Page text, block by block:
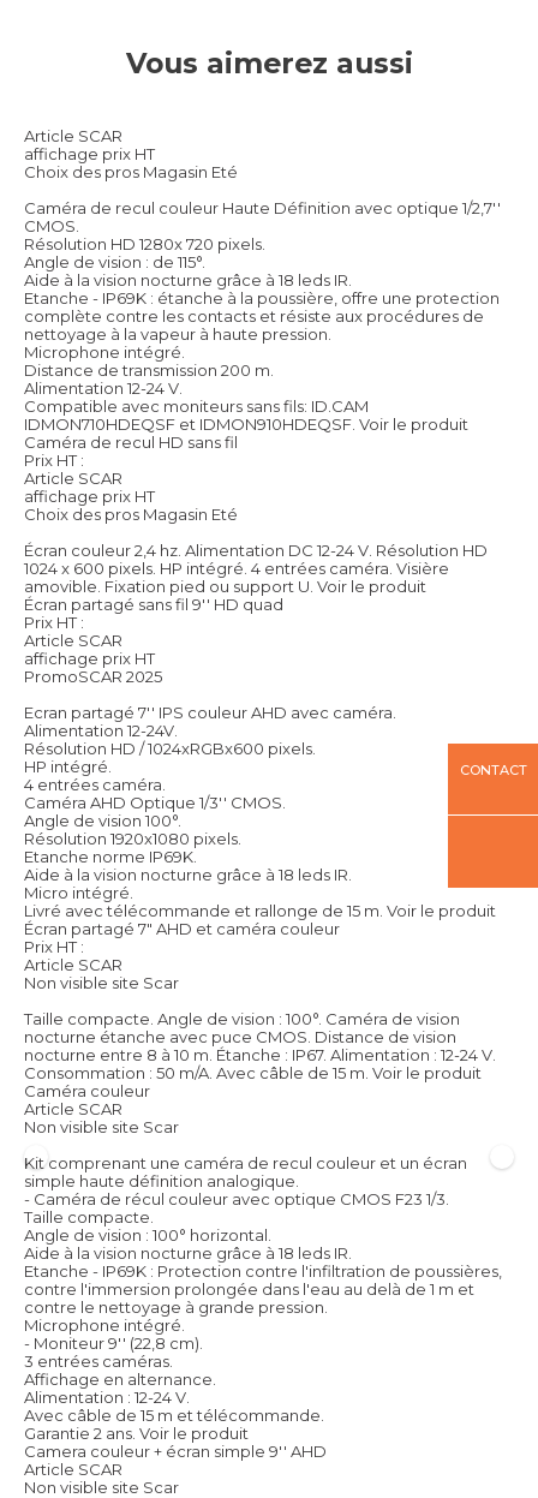
Vous aimerez aussi
Article SCAR
affichage prix HT
Choix des pros Magasin Eté
Caméra de recul couleur Haute Définition avec optique 1/2,7''
CMOS.
Résolution HD 1280x 720 pixels.
Angle de vision : de 115°.
Aide à la vision nocturne grâce à 18 leds IR.
Etanche - IP69K : étanche à la poussière, offre une protection
complète contre les contacts et résiste aux procédures de
nettoyage à la vapeur à haute pression.
Microphone intégré.
Distance de transmission 200 m.
Alimentation 12-24 V.
Compatible avec moniteurs sans fils: ID.CAM
IDMON710HDEQSF et IDMON910HDEQSF. Voir le produit
Caméra de recul HD sans fil
Prix HT :
Article SCAR
affichage prix HT
Choix des pros Magasin Eté
Écran couleur 2,4 hz. Alimentation DC 12-24 V. Résolution HD
1024 x 600 pixels. HP intégré. 4 entrées caméra. Visière
amovible. Fixation pied ou support U. Voir le produit
Écran partagé sans fil 9'' HD quad
Prix HT :
Article SCAR
affichage prix HT
PromoSCAR 2025
Ecran partagé 7'' IPS couleur AHD avec caméra.
Alimentation 12-24V.
Résolution HD / 1024xRGBx600 pixels.
HP intégré.
4 entrées caméra.
Caméra AHD Optique 1/3'' CMOS.
Angle de vision 100°.
Résolution 1920x1080 pixels.
Etanche norme IP69K.
Aide à la vision nocturne grâce à 18 leds IR.
Micro intégré.
Livré avec télécommande et rallonge de 15 m. Voir le produit
Écran partagé 7" AHD et caméra couleur
Prix HT :
Article SCAR
Non visible site Scar
Taille compacte. Angle de vision : 100°. Caméra de vision
nocturne étanche avec puce CMOS. Distance de vision
nocturne entre 8 à 10 m. Étanche : IP67. Alimentation : 12-24 V.
Consommation : 50 m/A. Avec câble de 15 m. Voir le produit
Caméra couleur
Article SCAR
Non visible site Scar
Kit comprenant une caméra de recul couleur et un écran
simple haute définition analogique.
- Caméra de récul couleur avec optique CMOS F23 1/3.
Taille compacte.
Angle de vision : 100° horizontal.
Aide à la vision nocturne grâce à 18 leds IR.
Etanche - IP69K : Protection contre l'infiltration de poussières,
contre l'immersion prolongée dans l'eau au delà de 1 m et
contre le nettoyage à grande pression.
Microphone intégré.
- Moniteur 9'' (22,8 cm).
3 entrées caméras.
Affichage en alternance.
Alimentation : 12-24 V.
Avec câble de 15 m et télécommande.
Garantie 2 ans. Voir le produit
Camera couleur + écran simple 9'' AHD
Article SCAR
Non visible site Scar
CONTACT